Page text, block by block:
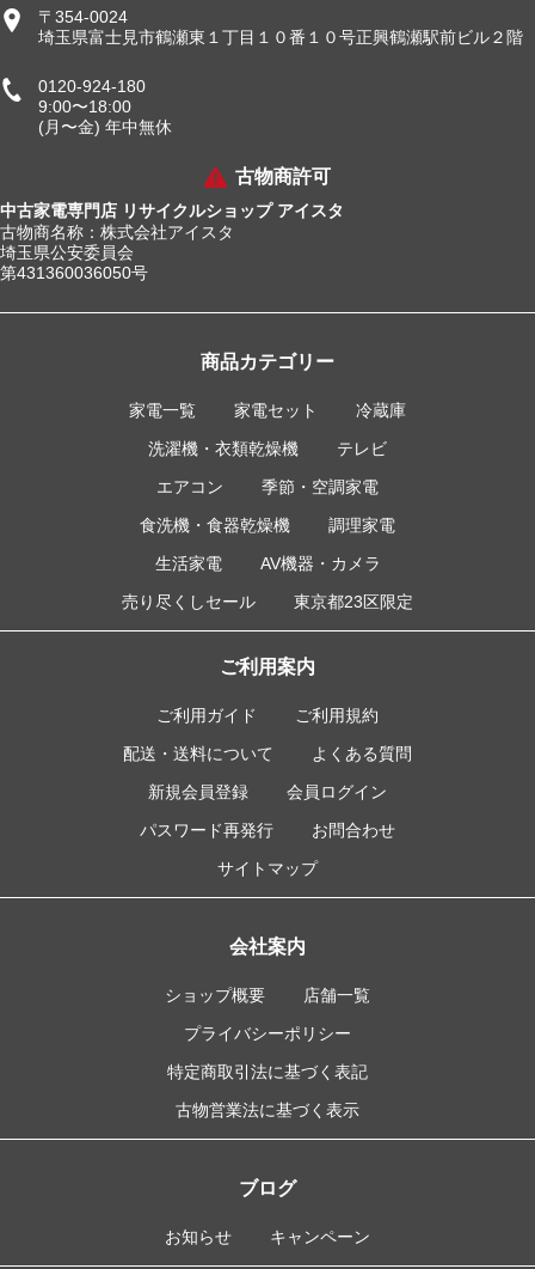
〒354-0024
埼玉県富士見市鶴瀬東１丁目１０番１０号正興鶴瀬駅前ビル２階
0120-924-180
9:00〜18:00
(月〜金) 年中無休
古物商許可
中古家電専門店 リサイクルショップ アイスタ
古物商名称：株式会社アイスタ
埼玉県公安委員会
第431360036050号
商品カテゴリー
家電一覧 家電セット
冷蔵庫
洗濯機・衣類乾燥機
テレビ
エアコン
季節・空調家電
食洗機・食器乾燥機
調理家電
生活家電
AV機器・カメラ
売り尽くしセール
東京都23区限定
ご利用案内
ご利用ガイド
ご利用規約
配送・送料について
よくある質問
新規会員登録
会員ログイン
パスワード再発行
お問合わせ
サイトマップ
会社案内
ショップ概要
店舗一覧
プライバシーポリシー
特定商取引法に基づく表記
古物営業法に基づく表示
ブログ
お知らせ キャンペーン